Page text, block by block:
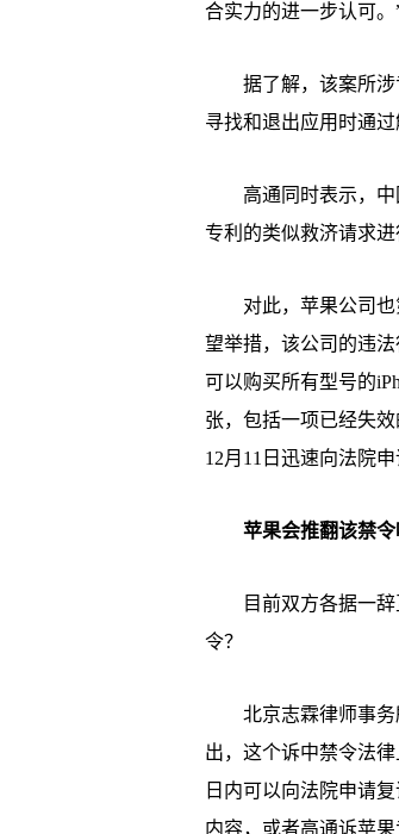
合实力的进一步认可。
据了解，该案所涉专
寻找和退出应用时通过
高通同时表示，中
专利的类似救济请求进
对此，苹果公司也
望举措，该公司的违
可以购买所有型号的
张，包括一项已经失
12月11日迅速向法院申
苹果会推翻该禁令
目前双方各据一辞互
令？
北京志霖律师事务
出，这个诉中禁令法
日内可以向法院申请
内容，或者高通诉苹